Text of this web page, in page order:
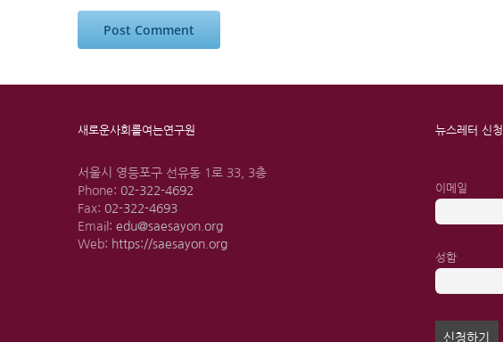
새로운사회를여는연구원
서울시 영등포구 선유동 1로 33, 3층
Phone: 02-322-4692
Fax: 02-322-4693
Email: edu@saesayon.org
Web: https://saesayon.org
뉴스레터 신청
이메일
성함